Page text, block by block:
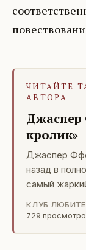
ЧИТАЙТЕ
АВТОРА
кролик»
Джаспер
назад в
самый
зеленым
вся
КЛУБ
729